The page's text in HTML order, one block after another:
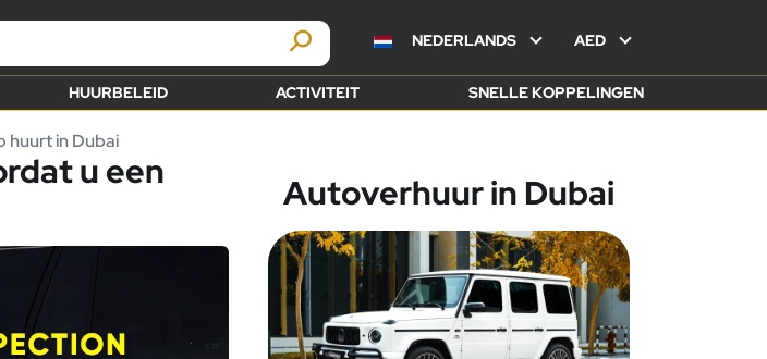
NEDERLANDS AED
HUURBELEID ACTIVITEIT SNELLE KOPPELINGEN
huurt in Dubai
u een Autoverhuur in Dubai